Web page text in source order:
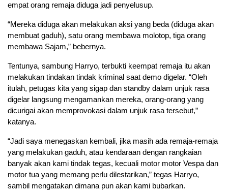
empat orang remaja diduga jadi penyelusup.
“Mereka diduga akan melakukan aksi yang beda (diduga akan
membuat gaduh), satu orang membawa molotop, tiga orang
membawa Sajam,” bebernya.
Tentunya, sambung Harryo, terbukti keempat remaja itu akan
melakukan tindakan tindak kriminal saat demo digelar. “Oleh
itulah, petugas kita yang sigap dan standby dalam unjuk rasa
digelar langsung mengamankan mereka, orang-orang yang
dicurigai akan memprovokasi dalam unjuk rasa tersebut,”
katanya.
“Jadi saya menegaskan kembali, jika masih ada remaja-remaja
yang melakukan gaduh, atau kendaraan dengan rangkaian
banyak akan kami tindak tegas, kecuali motor motor Vespa dan
motor tua yang memang perlu dilestarikan,” tegas Harryo,
sambil mengatakan dimana pun akan kami bubarkan.